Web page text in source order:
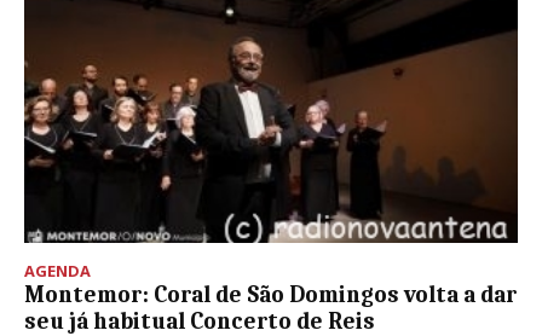
AGENDA
Montemor: Coral de São Domingos volta a dar
seu já habitual Concerto de Reis